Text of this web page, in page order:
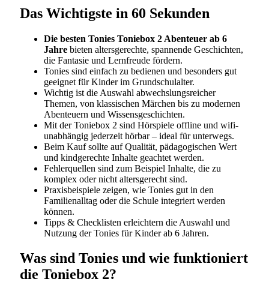
Das Wichtigste in 60 Sekunden
Die besten Tonies Toniebox 2 Abenteuer ab 6
Jahre bieten altersgerechte, spannende Geschichten,
die Fantasie und Lernfreude fördern.
Tonies sind einfach zu bedienen und besonders gut
geeignet für Kinder im Grundschulalter.
Wichtig ist die Auswahl abwechslungsreicher
Themen, von klassischen Märchen bis zu modernen
Abenteuern und Wissensgeschichten.
Mit der Toniebox 2 sind Hörspiele offline und wifi-
unabhängig jederzeit hörbar – ideal für unterwegs.
Beim Kauf sollte auf Qualität, pädagogischen Wert
und kindgerechte Inhalte geachtet werden.
Fehlerquellen sind zum Beispiel Inhalte, die zu
komplex oder nicht altersgerecht sind.
Praxisbeispiele zeigen, wie Tonies gut in den
Familienalltag oder die Schule integriert werden
können.
Tipps & Checklisten erleichtern die Auswahl und
Nutzung der Tonies für Kinder ab 6 Jahren.
Was sind Tonies und wie funktioniert
die Toniebox 2?